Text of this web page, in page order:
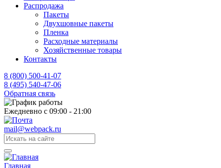
Распродажа
Пакеты
Двухшовные пакеты
Пленка
Расходные материалы
Хозяйственные товары
Контакты
8 (800) 500-41-07
8 (495) 540-47-06
Обратная связь
Ежедневно с 09:00 - 21:00
mail@webpack.ru
Главная